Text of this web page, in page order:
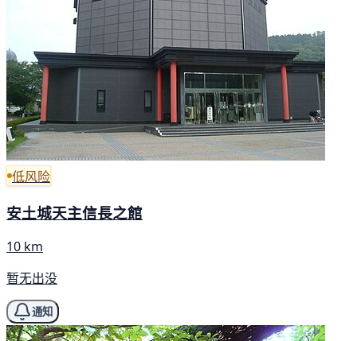
低风险
安土城天主信長之館
10 km
暂无出没
通知